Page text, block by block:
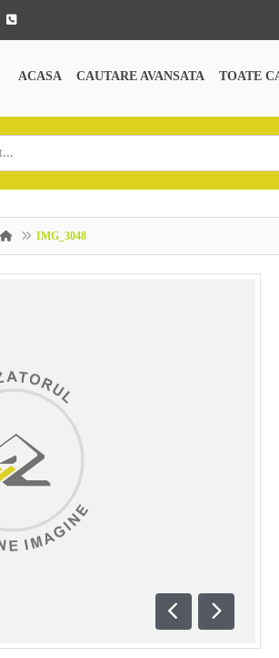
ACASA CAUTARE AVANSATA TOATE
IMG_3048
Anterioară
Următoare